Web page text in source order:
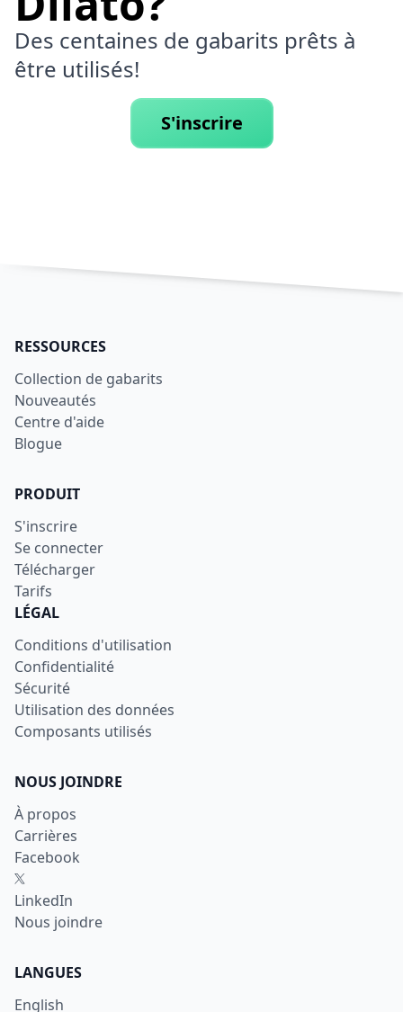
Des centaines de gabarits prêts à
être utilisés!
S'inscrire
RESSOURCES
Collection de gabarits
Nouveautés
Centre d'aide
Blogue
PRODUIT
S'inscrire
Se connecter
Télécharger
Tarifs
LÉGAL
Conditions d'utilisation
Confidentialité
Sécurité
Utilisation des données
Composants utilisés
NOUS JOINDRE
À propos
Carrières
Facebook
X
LinkedIn
Nous joindre
LANGUES
English